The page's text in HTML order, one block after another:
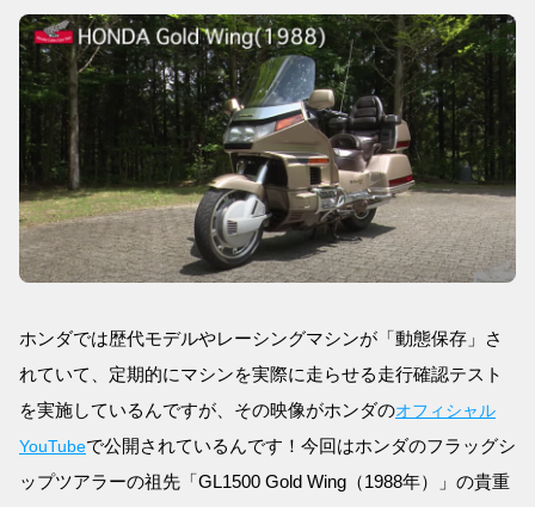
ホンダでは歴代モデルやレーシングマシンが「動態保存」さ
れていて、定期的にマシンを実際に走らせる走行確認テスト
を実施しているんですが、その映像がホンダのオフィシャル
YouTubeで公開されているんです！今回はホンダのフラッグシ
ップツアラーの祖先「GL1500 Gold Wing（1988年）」の貴重